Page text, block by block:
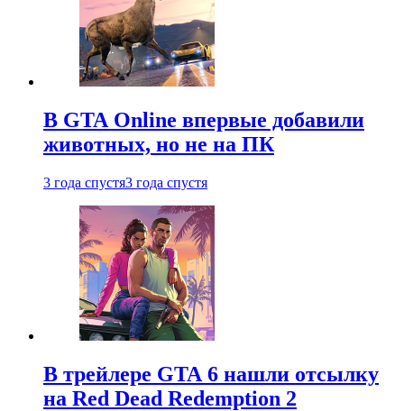
В GTA Online впервые добавили
животных, но не на ПК
3 года спустя3 года спустя
В трейлере GTA 6 нашли отсылку
на Red Dead Redemption 2